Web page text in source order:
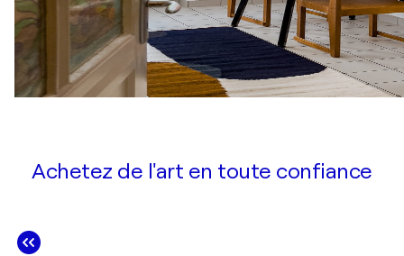
Achetez de l'art en toute confiance